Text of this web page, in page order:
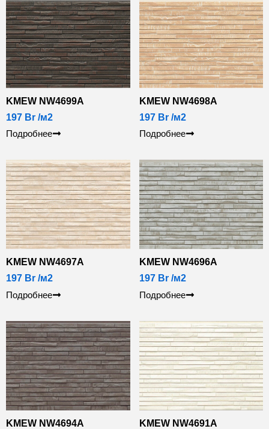
KMEW NW4699A
197 Br /м2
Подробнее
KMEW NW4698A
197 Br/м2
Подробнее
KMEW NW4697A
197 Br /м2
Подробнее
KMEW NW4696A
197 Br/м2
Подробнее
KMEW NW4694A
KMEW NW4691A